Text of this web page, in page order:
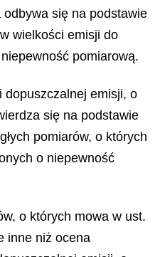
się na podstawie
wielkości emisji do
pomiarową.
dopuszczalnej emisji, o
się na podstawie
pomiarów, o których
o niepewność
o których mowa w ust.
inne niż ocena